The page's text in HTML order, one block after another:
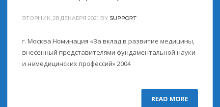
ВТОРНИК, 28 ДЕКАБРЯ 2021 BY SUPPORT
г. Москва Номинация «За вклад в развитие медицины,
внесенный представителями фундаментальной науки
и немедицинских профессий» 2004
READ MORE